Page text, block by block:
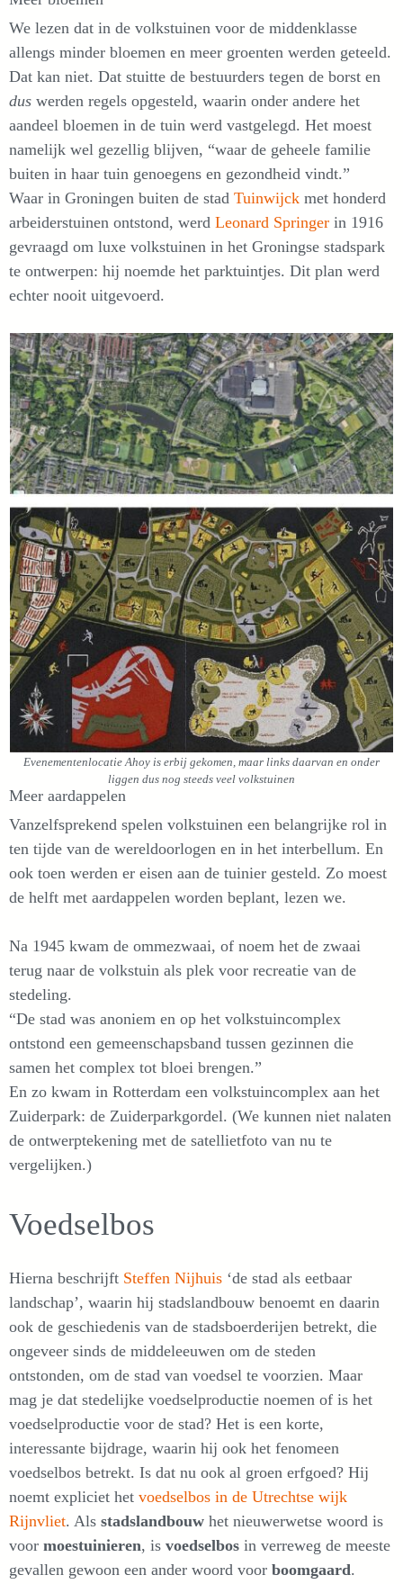
We lezen dat in de volkstuinen voor de middenklasse
allengs minder bloemen en meer groenten werden geteeld.
Dat kan niet. Dat stuitte de bestuurders tegen de borst en
dus werden regels opgesteld, waarin onder andere het
aandeel bloemen in de tuin werd vastgelegd. Het moest
namelijk wel gezellig blijven, “waar de geheele familie
buiten in haar tuin genoegens en gezondheid vindt.”
Waar in Groningen buiten de stad Tuinwijck met honderd
arbeiderstuinen ontstond, werd Leonard Springer in 1916
gevraagd om luxe volkstuinen in het Groningse stadspark
te ontwerpen: hij noemde het parktuintjes. Dit plan werd
echter nooit uitgevoerd.
Evenementenlocatie Ahoy is erbij gekomen, maar links daarvan en onder
liggen dus nog steeds veel volkstuinen
Meer aardappelen
Vanzelfsprekend spelen volkstuinen een belangrijke rol in
ten tijde van de wereldoorlogen en in het interbellum. En
ook toen werden er eisen aan de tuinier gesteld. Zo moest
de helft met aardappelen worden beplant, lezen we.
Na 1945 kwam de ommezwaai, of noem het de zwaai
terug naar de volkstuin als plek voor recreatie van de
stedeling.
“De stad was anoniem en op het volkstuincomplex
ontstond een gemeenschapsband tussen gezinnen die
samen het complex tot bloei brengen.”
En zo kwam in Rotterdam een volkstuincomplex aan het
Zuiderpark: de Zuiderparkgordel. (We kunnen niet nalaten
de ontwerptekening met de satellietfoto van nu te
vergelijken.)
Voedselbos
Hierna beschrijft Steffen Nijhuis ‘de stad als eetbaar
landschap’, waarin hij stadslandbouw benoemt en daarin
ook de geschiedenis van de stadsboerderijen betrekt, die
ongeveer sinds de middeleeuwen om de steden
ontstonden, om de stad van voedsel te voorzien. Maar
mag je dat stedelijke voedselproductie noemen of is het
voedselproductie voor de stad? Het is een korte,
interessante bijdrage, waarin hij ook het fenomeen
voedselbos betrekt. Is dat nu ook al groen erfgoed? Hij
noemt expliciet het voedselbos in de Utrechtse wijk
Rijnvliet. Als stadslandbouw het nieuwerwetse woord is
voor moestuinieren, is voedselbos in verreweg de meeste
gevallen gewoon een ander woord voor boomgaard.